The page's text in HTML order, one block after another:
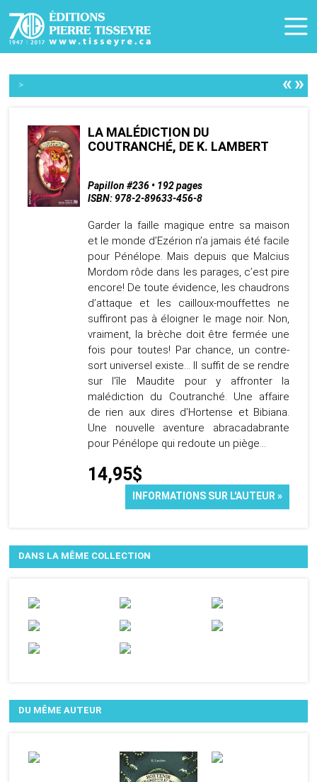
> «»
LA MALÉDICTION DU
COUTRANCHÉ, DE K. LAMBERT
Papillon #236 • 192 pages
ISBN: 978-2-89633-456-8
Garder la faille magique entre sa maison
et le monde d’Ezérion n’a jamais été facile
pour Pénélope. Mais depuis que Malcius
Mordom rôde dans les parages, c’est pire
encore! De toute évidence, les chaudrons
d’attaque et les cailloux-mouffettes ne
suffiront pas à éloigner le mage noir. Non,
vraiment, la brèche doit être fermée une
fois pour toutes! Par chance, un contre-
sort universel existe… Il suffit de se rendre
sur l’île Maudite pour y affronter la
malédiction du Coutranché. Une affaire
de rien aux dires d’Hortense et Bibiana.
Une nouvelle aventure abracadabrante
pour Pénélope qui redoute un piège…
14,95$
INFORMATIONS SUR L'AUTEUR »
DANS LA MÊME COLLECTION
DU MÊME AUTEUR